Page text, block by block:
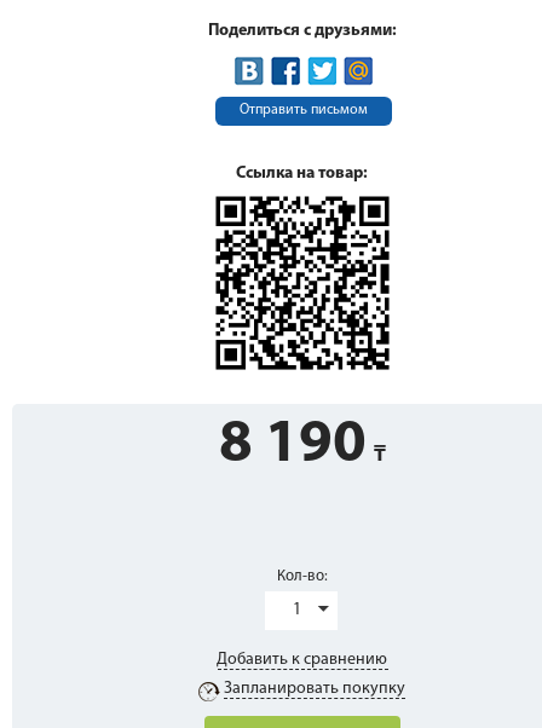
Поделиться с друзьями:
Отправить письмом
Ссылка на товар:
8 190
Кол-во:
1
Добавить к сравнению
Запланировать покупку